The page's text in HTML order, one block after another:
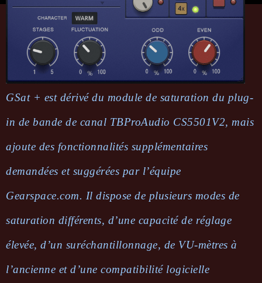
GSat + est dérivé du module de saturation du plug-
in de bande de canal TBProAudio CS5501V2, mais
ajoute des fonctionnalités supplémentaires
demandées et suggérées par l’équipe
Gearspace.com. Il dispose de plusieurs modes de
saturation différents, d’une capacité de réglage
élevée, d’un suréchantillonnage, de VU-mètres à
l’ancienne et d’une compatibilité logicielle